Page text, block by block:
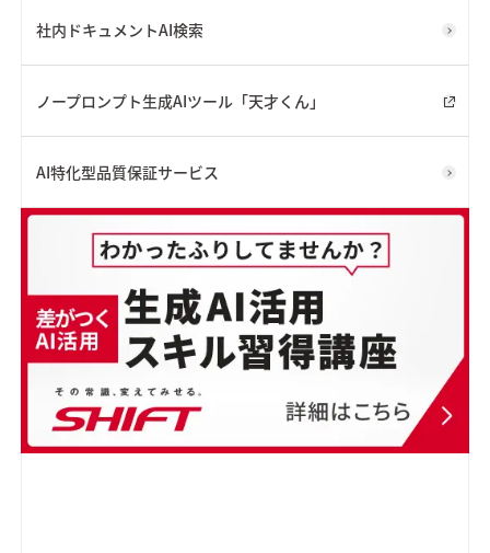
社内ドキュメントAI検索
ノープロンプト生成AIツール「天才くん」
AI特化型品質保証サービス